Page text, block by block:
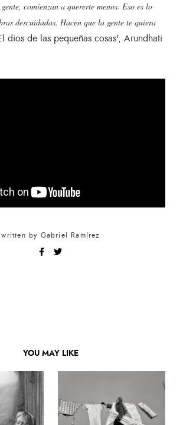
comienzan a quererte menos. Eso es lo
descuidadas. Hacen que la gente te quiera
dios de las pequeñas cosas', Arundhati
written by Gabriel Ramírez
YOU MAY LIKE